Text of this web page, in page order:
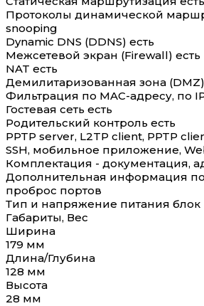
Протоколы динамической
snooping
Dynamic DNS (DDNS) есть
Межсетевой экран (Firewall) есть
NAT есть
Демилитаризованная зона (DMZ)
Фильтрация по MAC-адресу, по
Гостевая сеть есть
Родительский контроль есть
PPTP server, L2TP client, PPTP
SSH, мобильное приложение,
Комплектация - документация,
Дополнительная информация
проброс портов
Тип и напряжение питания блок
Габариты, Вес
Ширина
179 мм
Длина/Глубина
128 мм
Высота
28 мм